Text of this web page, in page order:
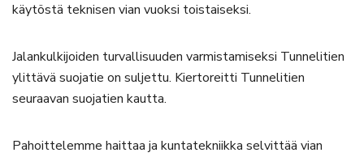
käytöstä teknisen vian vuoksi toistaiseksi.
Jalankulkijoiden turvallisuuden varmistamiseksi Tunnelitien
ylittävä suojatie on suljettu. Kiertoreitti Tunnelitien
seuraavan suojatien kautta.
Pahoittelemme haittaa ja kuntatekniikka selvittää vian